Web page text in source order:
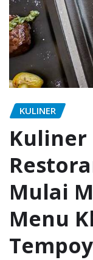
KULINER
Kuliner
Mulai
Menu